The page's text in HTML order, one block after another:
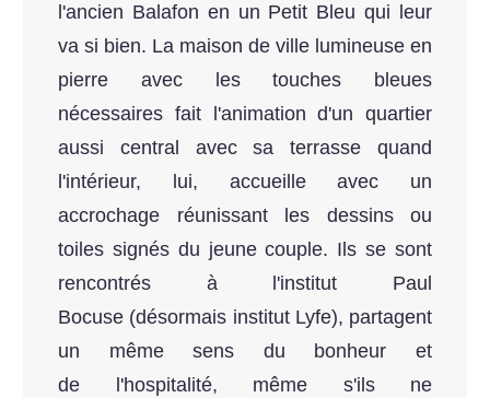
l'ancien Balafon en un Petit Bleu qui leur
va si bien. La maison de ville lumineuse en
pierre avec les touches bleues
nécessaires fait l'animation d'un quartier
aussi central avec sa terrasse quand
l'intérieur, lui, accueille avec un
accrochage réunissant les dessins ou
toiles signés du jeune couple. Ils se sont
rencontrés à l'institut Paul
Bocuse (désormais institut Lyfe), partagent
un même sens du bonheur et
de l'hospitalité, même s'ils ne